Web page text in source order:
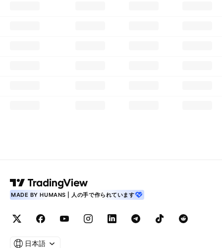
MADE BY HUMANS | 人の手で作られています
日本語